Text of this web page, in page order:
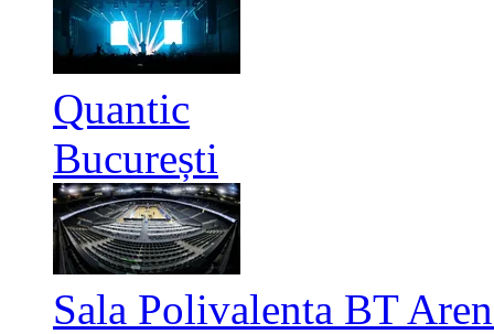
Quantic
București
Sala Polivalenta BT